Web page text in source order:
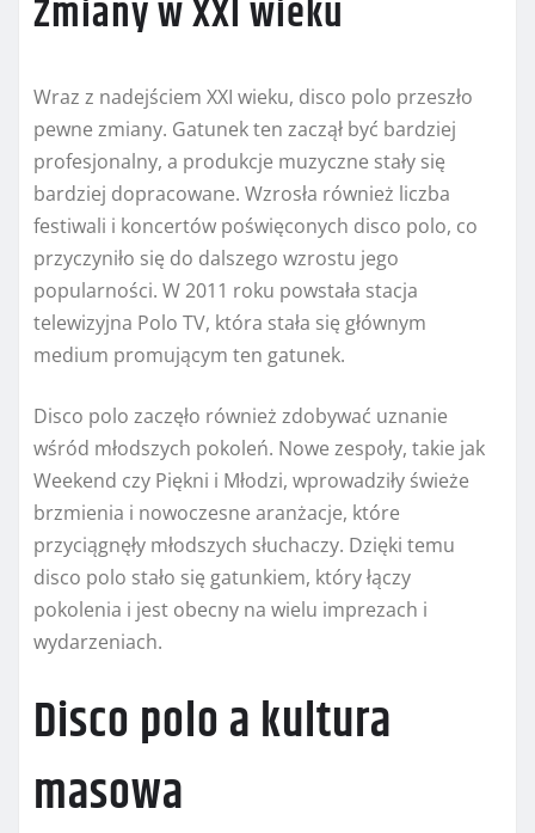
Zmiany w XXI wieku
Wraz z nadejściem XXI wieku, disco polo przeszło
pewne zmiany. Gatunek ten zaczął być bardziej
profesjonalny, a produkcje muzyczne stały się
bardziej dopracowane. Wzrosła również liczba
festiwali i koncertów poświęconych disco polo, co
przyczyniło się do dalszego wzrostu jego
popularności. W 2011 roku powstała stacja
telewizyjna Polo TV, która stała się głównym
medium promującym ten gatunek.
Disco polo zaczęło również zdobywać uznanie
wśród młodszych pokoleń. Nowe zespoły, takie jak
Weekend czy Piękni i Młodzi, wprowadziły świeże
brzmienia i nowoczesne aranżacje, które
przyciągnęły młodszych słuchaczy. Dzięki temu
disco polo stało się gatunkiem, który łączy
pokolenia i jest obecny na wielu imprezach i
wydarzeniach.
Disco polo a kultura
masowa